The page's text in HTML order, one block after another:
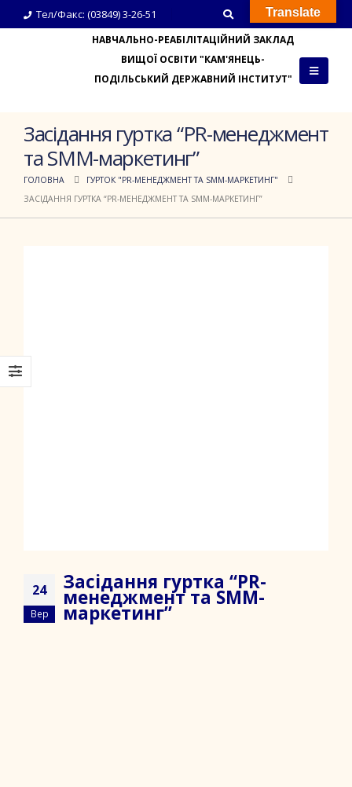
Тел/Факс: (03849) 3-26-51
НАВЧАЛЬНО-РЕАБІЛІТАЦІЙНИЙ ЗАКЛАД
ВИЩОЇ ОСВІТИ "КАМ'ЯНЕЦЬ-
ПОДІЛЬСЬКИЙ ДЕРЖАВНИЙ ІНСТИТУТ"
Засідання гуртка “PR-менеджмент
та SMM-маркетинг”
ГОЛОВНА
ГУРТОК "PR-МЕНЕДЖМЕНТ ТА SMM-МАРКЕТИНГ"
ЗАСІДАННЯ ГУРТКА “PR-МЕНЕДЖМЕНТ ТА SMM-МАРКЕТИНГ”
24
Вер
Засідання гуртка “PR-
менеджмент та SMM-
маркетинг”
Translate